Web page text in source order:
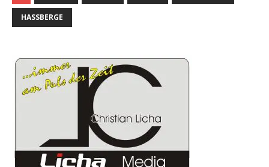
HASSBERGE